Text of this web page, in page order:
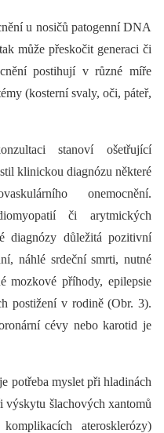
u nosičů patogenní DNA
může přeskočit generaci či
postihují v různé míře
(kosterní svaly, oči, páteř,
stanoví ošetřující
klinickou diagnózu některé
onemocnění.
či arytmických
diagnózy důležitá pozitivní
náhlé srdeční smrti, nutné
mozkové příhody, epilepsie
postižení v rodině (Obr. 3).
cévy nebo karotid je
potřeba myslet při hladinách
šlachových xantomů
aterosklerózy)